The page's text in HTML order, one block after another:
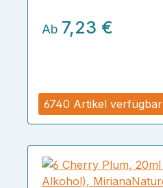
6740 Artikel verfügbar
Ab 7,23 €